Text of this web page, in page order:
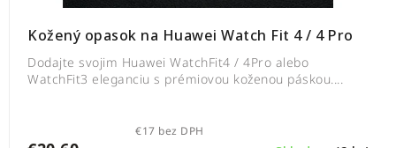
Kožený opasok na Huawei Watch Fit 4 / 4 Pro
€17 bez DPH
Dodajte svojim Huawei WatchFit4 / 4Pro alebo
WatchFit3 eleganciu s prémiovou koženou páskou....